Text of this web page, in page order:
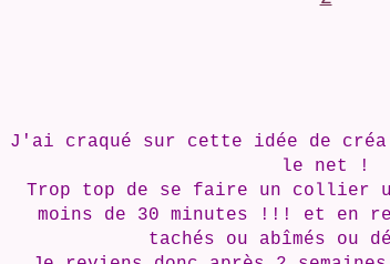
J'ai craqué sur cette idée de
le net !
Trop top de se faire un collier
moins de 30 minutes !!! et en
tachés ou abîmés ou